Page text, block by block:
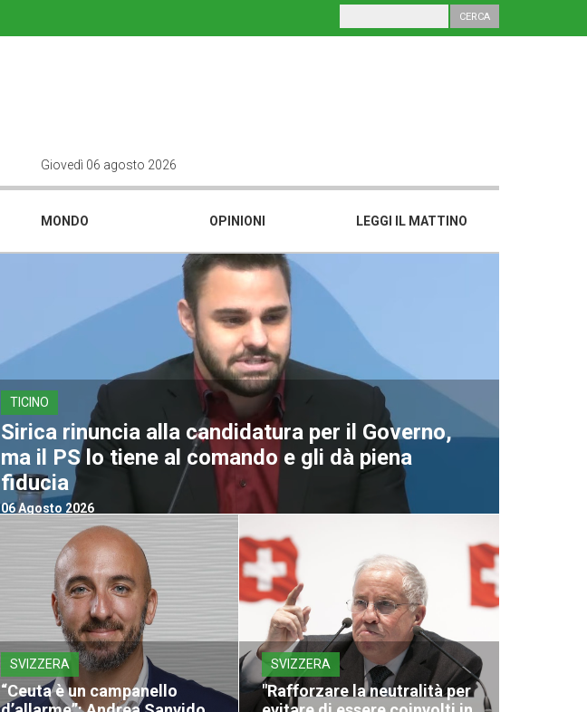
Giovedì 06 agosto 2026
MONDO OPINIONI LEGGI IL MATTINO
TICINO
Sirica rinuncia alla candidatura per il Governo,
ma il PS lo tiene al comando e gli dà piena
fiducia
06 Agosto 2026
SVIZZERA
“Ceuta è un campanello
SVIZZERA
"Rafforzare la neutralità per